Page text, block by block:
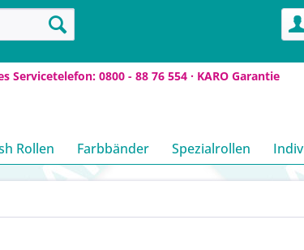
Servicetelefon: 0800 - 88 76 554 · KARO Garantie
Rollen Farbbänder Spezialrollen